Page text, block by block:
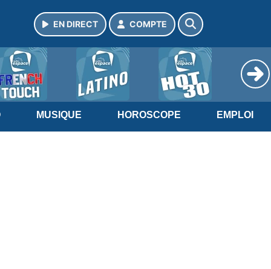
EN DIRECT COMPTE
MUSIQUE HOROSCOPE EMPLOI